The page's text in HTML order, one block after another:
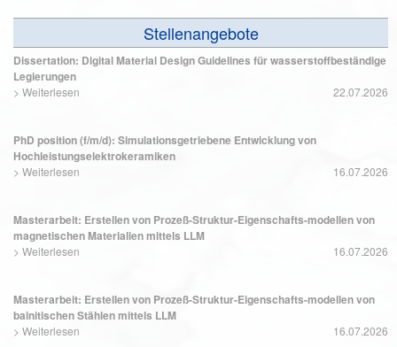
Stellenangebote
Dissertation: Digital Material Design Guidelines für wasserstoffbeständige
Legierungen
> Weiterlesen 22.07.2026
PhD position (f/m/d): Simulationsgetriebene Entwicklung von
Hochleistungselektrokeramiken
> Weiterlesen 16.07.2026
Masterarbeit: Erstellen von Prozeß-Struktur-Eigenschafts-modellen von
magnetischen Materialien mittels LLM
> Weiterlesen 16.07.2026
Masterarbeit: Erstellen von Prozeß-Struktur-Eigenschafts-modellen von
bainitischen Stählen mittels LLM
> Weiterlesen 16.07.2026